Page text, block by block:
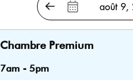
Chambre Premium
7am - 5pm